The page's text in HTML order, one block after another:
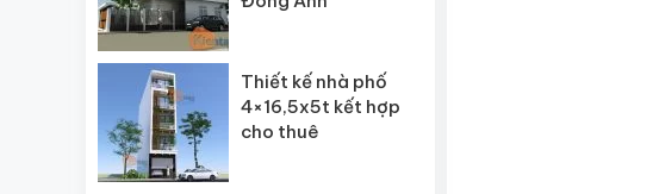
Thiết kế nhà phố
4×16,5x5t kết hợp
cho thuê